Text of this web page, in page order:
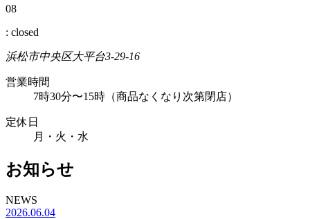
08
: closed
浜松市中央区大平台3-29-16
営業時間
7時30分〜15時（商品なくなり次第閉店）
定休日
月・火・水
お知らせ
NEWS
2026.06.04